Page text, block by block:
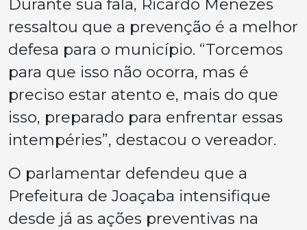
ressaltou que a prevenção é a melhor
defesa para o município. “Torcemos
para que isso não ocorra, mas é
preciso estar atento e, mais do que
isso, preparado para enfrentar essas
intempéries”, destacou o vereador.
O parlamentar defendeu que a
Prefeitura de Joaçaba intensifique
desde já as ações preventivas na